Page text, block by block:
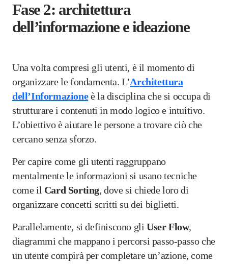
Fase 2: architettura
dell’informazione e ideazione
Una volta compresi gli utenti, è il momento di
organizzare le fondamenta. L’Architettura
dell’Informazioneè la disciplina che si occupa di
strutturare i contenuti in modo logico e intuitivo.
L’obiettivo è aiutare le persone a trovare ciò che
cercano senza sforzo.
Per capire come gli utenti raggruppano
mentalmente le informazioni si usano tecniche
come il Card Sorting, dove si chiede loro di
organizzare concetti scritti su dei biglietti.
Parallelamente, si definiscono gli User Flow,
diagrammi che mappano i percorsi passo-passo che
un utente compirà per completare un’azione, come